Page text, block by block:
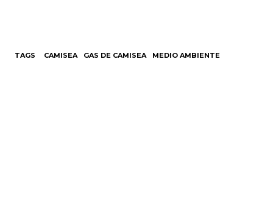
TAGS CAMISEA GAS DE CAMISEA MEDIO AMBIENTE